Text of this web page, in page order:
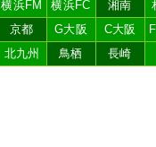
横浜FM 横浜FC 湘南
京都 G大阪 C大阪
北九州 鳥栖 長崎